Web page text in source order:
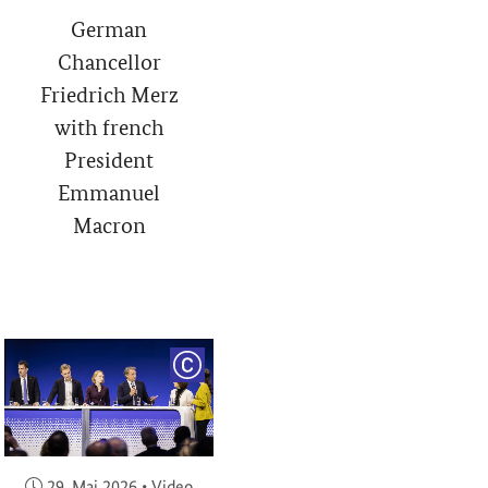
German
Chancellor
Friedrich Merz
with french
President
Emmanuel
Macron
COPYRIGHT